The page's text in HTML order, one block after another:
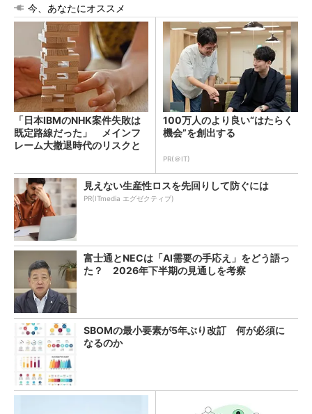
今、あなたにオススメ
「日本IBMのNHK案件失敗は
既定路線だった」 メインフ
レーム大撤退時代のリスクと
100万人のより良い“はたらく
機会”を創出する
PR(＠IT)
見えない生産性ロスを先回りして防ぐには
PR(ITmedia エグゼクティブ)
富士通とNECは「AI需要の手応え」をどう語っ
た？ 2026年下半期の見通しを考察
SBOMの最小要素が5年ぶり改訂 何が必須に
なるのか